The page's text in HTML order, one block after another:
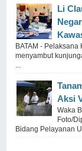
Li
BATAM -
menyambut
...
Aksi
Waka
Foto/
Bidang Pelayanan